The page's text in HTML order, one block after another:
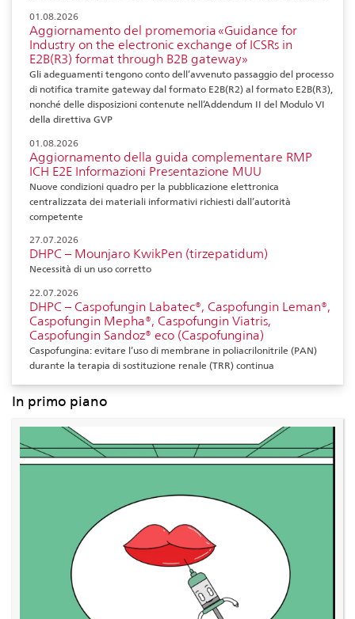
01.08.2026
Aggiornamento del promemoria «Guidance for
Industry on the electronic exchange of ICSRs in
E2B(R3) format through B2B gateway»
Gli adeguamenti tengono conto dell’avvenuto passaggio del processo
di notifica tramite gateway dal formato E2B(R2) al formato E2B(R3),
nonché delle disposizioni contenute nell’Addendum II del Modulo VI
della direttiva GVP
01.08.2026
Aggiornamento della guida complementare RMP
ICH E2E Informazioni Presentazione MUU
Nuove condizioni quadro per la pubblicazione elettronica
centralizzata dei materiali informativi richiesti dall’autorità
competente
27.07.2026
DHPC – Mounjaro KwikPen (tirzepatidum)
Necessità di un uso corretto
22.07.2026
DHPC – Caspofungin Labatec®, Caspofungin Leman®,
Caspofungin Mepha®, Caspofungin Viatris,
Caspofungin Sandoz® eco (Caspofungina)
Caspofungina: evitare l’uso di membrane in poliacrilonitrile (PAN)
durante la terapia di sostituzione renale (TRR) continua
In primo piano